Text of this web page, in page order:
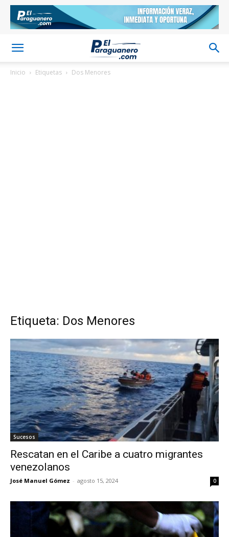
Inicio Etiquetas Dos Menores
Etiqueta: Dos Menores
Sucesos
Rescatan en el Caribe a cuatro migrantes
venezolanos
José Manuel Gómez - agosto 15, 2024 0